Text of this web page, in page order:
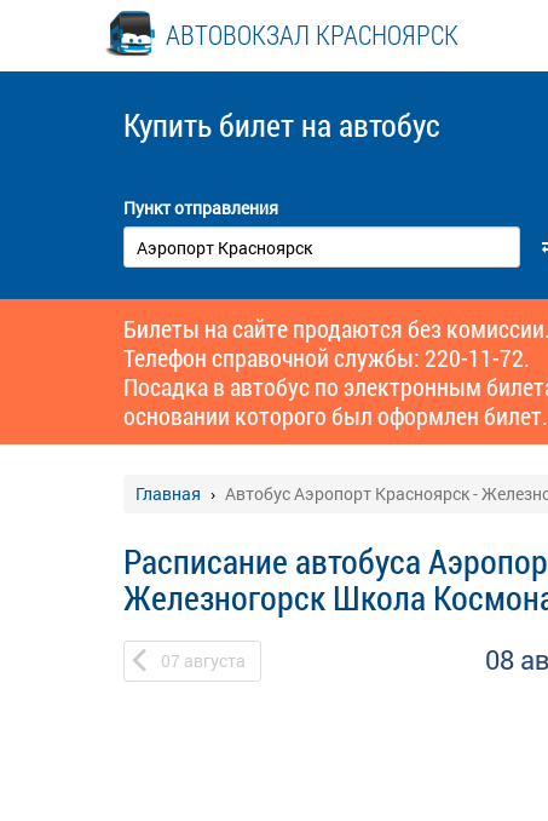
АВТОВОКЗАЛ КРАСНОЯРСК
Купить билет на автобус
Пункт отправления
Билеты на сайте продаются без
Телефон справочной службы: 220-11-72.
Посадка в автобус по электронным
основании которого был оформлен билет.
Главная Автобус Аэропорт Красноярск -
Расписание автобуса
Железногорск Школа
07 августа 08